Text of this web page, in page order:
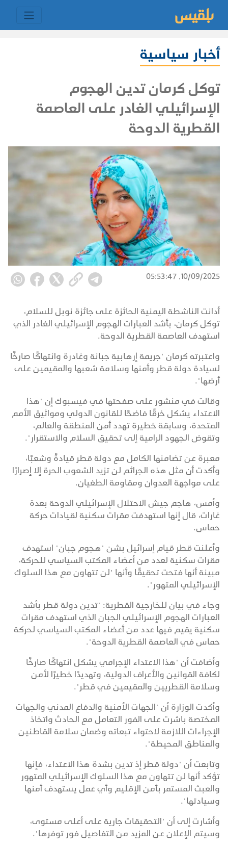
أخبار سياسية
توكل كرمان تدين الهجوم
الإسرائيلي الغادر على العاصمة
القطرية الدوحة
10/09/2025, 05:53:47
أدانت الناشطة اليمنية الحائزة على جائزة نوبل للسلام،
توكل كرمان، بأشد العبارات الهجوم الإسرائيلي الغادر الذي
استهدف العاصمة القطرية الدوحة.
واعتبرته كرمان "جريمة إرهابية جبانة وغادرة وانتهاكًا صارخًا
لسيادة دولة قطر وأمنها وسلامة شعبها والمقيمين على
أرضها".
وقالت في منشور على صفحتها في فيسبوك إن "هذا
الاعتداء يشكل خرقًا فاضحًا للقانون الدولي ومواثيق الأمم
المتحدة، وسابقة خطيرة تهدد أمن المنطقة والعالم،
وتقوض الجهود الرامية إلى تحقيق السلام والاستقرار".
معبرة عن تضامنها الكامل مع دولة قطر قيادةً وشعبًا،
وأكدت أن مثل هذه الجرائم لن تزيد الشعوب الحرة إلا إصرارًا
على مواجهة العدوان ومقاومة الطغيان.
وأمس، هاجم جيش الاحتلال الإسرائيلي الدوحة بعدة
غارات، قال إنها استهدفت مقرات سكنية لقيادات حركة
حماس.
وأعلنت قطر قيام إسرائيل بشن "هجوم جبان" استهدف
مقرات سكنية لعدد من أعضاء المكتب السياسي للحركة،
مبينة أنها فتحت تحقيقًا وأنها "لن تتهاون مع هذا السلوك
الإسرائيلي المتهور".
وجاء في بيان للخارجية القطرية: "تدين دولة قطر بأشد
العبارات الهجوم الإسرائيلي الجبان الذي استهدف مقرات
سكنية يقيم فيها عدد من أعضاء المكتب السياسي لحركة
حماس في العاصمة القطرية الدوحة".
وأضافت أن "هذا الاعتداء الإجرامي يشكل انتهاكًا صارخًا
لكافة القوانين والأعراف الدولية، وتهديدًا خطيرًا لأمن
وسلامة القطريين والمقيمين في قطر".
وأكدت الوزارة أن "الجهات الأمنية والدفاع المدني والجهات
المختصة باشرت على الفور التعامل مع الحادث واتخاذ
الإجراءات اللازمة لاحتواء تبعاته وضمان سلامة القاطنين
والمناطق المحيطة".
وتابعت أن "دولة قطر إذ تدين بشدة هذا الاعتداء، فإنها
تؤكد أنها لن تتهاون مع هذا السلوك الإسرائيلي المتهور
والعبث المستمر بأمن الإقليم وأي عمل يستهدف أمنها
وسيادتها".
وأشارت إلى أن "التحقيقات جارية على أعلى مستوى،
وسيتم الإعلان عن المزيد من التفاصيل فور توفرها".